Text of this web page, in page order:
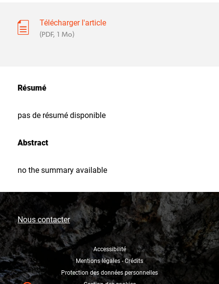
Télécharger l'article
(PDF, 1 Mo)
Résumé
pas de résumé disponible
Abstract
no the summary available
Nous contacter
Accessibilité
Mentions légales - Crédits
Protection des données personnelles